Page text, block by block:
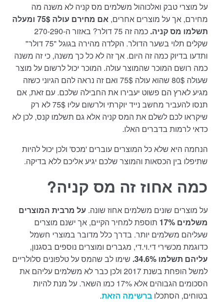
על מוצרי טבק ואלכוהול משלמים מס קניה לא משנה מה
מחירם, אך על מוצרים אחרים,
אם מחירם עולה 75$ ומעלה
תשלמו מס קניה.
כמה זה 75 דולר? באזור ה-270-290
שקלים תלוי בשער הדולר. הקלדה מהירה בגוגל "75 דולר"
ותדעו בדיוק כמה זה היום. אך זה לא כל כך משנה, כי זה משנה
כמה רושם המוכר שהמוצר עולה. המוכר יכול לרשום על מוצר
שעולה 80$ שהוא עולה 75$ ואם זה נראה להם הגיוני כשזה
מגיע לארץ הם פשוט יעבירו את החבילה שלכם. עם זאת, אם
תנסו להעביר מחשב נייד יוקרתי ולרשום עליו 75$ לא רק
שיקראו לכם לשלם את המס קניה אלא גם תשלמו קנס, לכן לא
כדאי לרמות בדברים האלו.
הנחמה היא שלא כל המוצרים עוברים 'מכס' ולכן יכול להיות
שתיפלו בין הכסאות והמוצר שלכם יגיע אליכם ללא בדיקה.
כמה אחוז זה מס קניה?
על מוצרים שונים משלמים אחוז שונה. על מרבית המוצרים
משלמים 17%
תוספת למחיר הקיים, אך ישנם מוצרים
שעליהם משלמים יותר. בדרך כלל מדובר במוצרי חשמל
כדוגמת מכשירי די.וי.די, מגברים ומוצרים נוספים בסגנון,
עליהם תשלמו 34.6%.
שימו לב שהמס על טלפונים סלולריים
למשל הופחת בשנת 2017 ולכן כבר לא משלמים עליהם את
הסכומים הגבוהים אלא 17% כמו השאר. על מנת להיות
בטוחים, הסתכלו ברשימה הזאת.